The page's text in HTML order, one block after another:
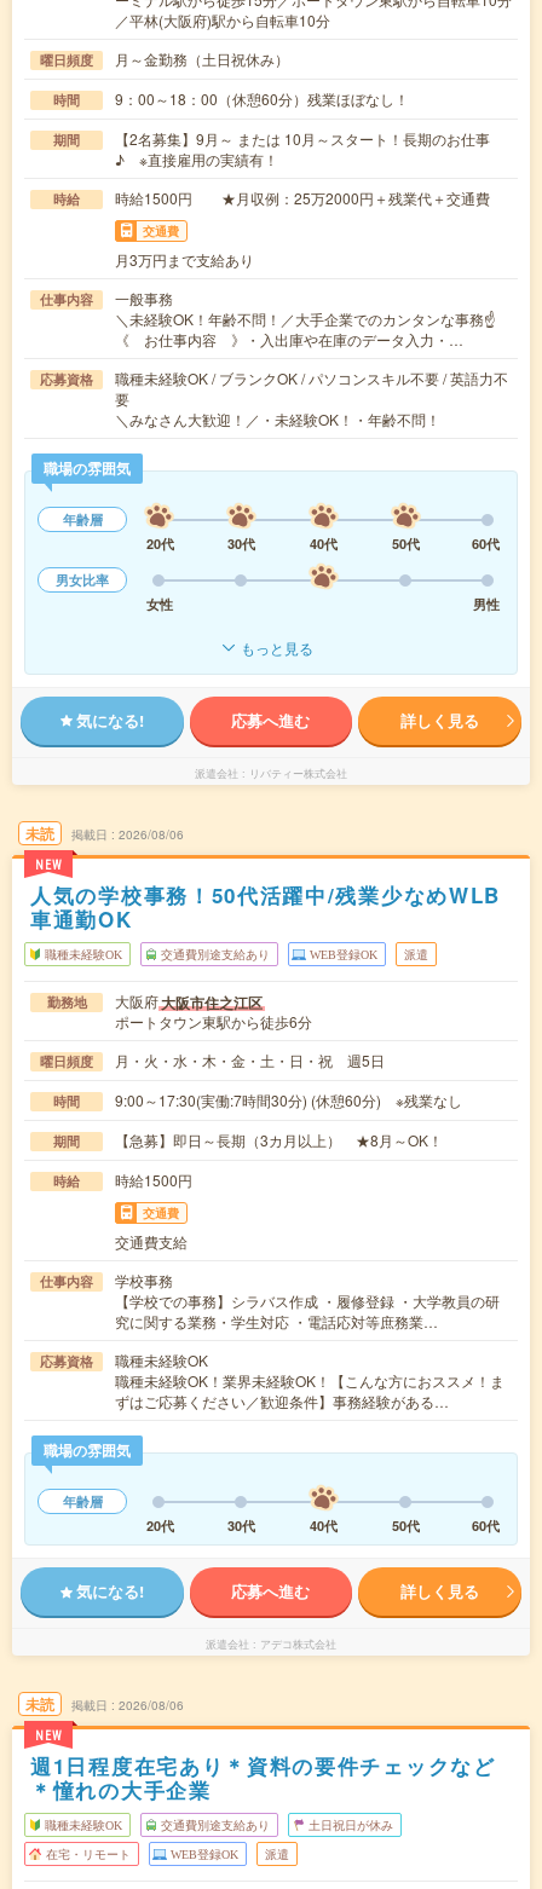
／平林(大阪府)駅から自転車10分
曜日頻度 月～金勤務（土日祝休み）
時間 9：00～18：00（休憩60分）残業ほぼなし！
期間
【2名募集】9月～ または 10月～スタート！長期のお仕事
♪ ※直接雇用の実績有！
時給 時給1500円 ★月収例：25万2000円＋残業代＋交通費
交通費
月3万円まで支給あり
仕事内容
一般事務
＼未経験OK！年齢不問！／大手企業でのカンタンな事務☝
《 お仕事内容 》・入出庫や在庫のデータ入力・…
応募資格
職種未経験OK / ブランクOK / パソコンスキル不要 / 英語力不
要
＼みなさん大歓迎！／・未経験OK！・年齢不問！
職場の雰囲気
年齢層
20代
30代 40代 50代
60代
男女比率
女性
男性
もっと見る
気になる! 応募へ進む 詳しく見る
派遣会社 リバティー株式会社
未読
NEW
掲載日 2026/08/06
人気の学校事務！50代活躍中/残業少なめWLB
車通勤OK
職種未経験OK 交通費別途支給あり WEB登録OK 派遣
勤務地 大阪府大阪市住之江区
ポートタウン東駅から徒歩6分
曜日頻度 月・火・水・木・金・土・日・祝 週5日
時間 9:00～17:30(実働:7時間30分) (休憩60分) ※残業なし
期間 【急募】即日～長期（3カ月以上） ★8月～OK！
時給 時給1500円
交通費
交通費支給
仕事内容
学校事務
【学校での事務】シラバス作成 ・履修登録 ・大学教員の研
究に関する業務・学生対応 ・電話応対等庶務業…
応募資格
職種未経験OK
職種未経験OK！業界未経験OK！【こんな方におススメ！ま
ずはご応募ください／歓迎条件】事務経験がある…
職場の雰囲気
年齢層
20代
30代 40代 50代 60代
気になる! 応募へ進む 詳しく見る
派遣会社 アデコ株式会社
未読
NEW
掲載日 2026/08/06
週1日程度在宅あり＊資料の要件チェックなど
＊憧れの大手企業
職種未経験OK 交通費別途支給あり 土日祝日が休み
在宅・リモート WEB登録OK 派遣